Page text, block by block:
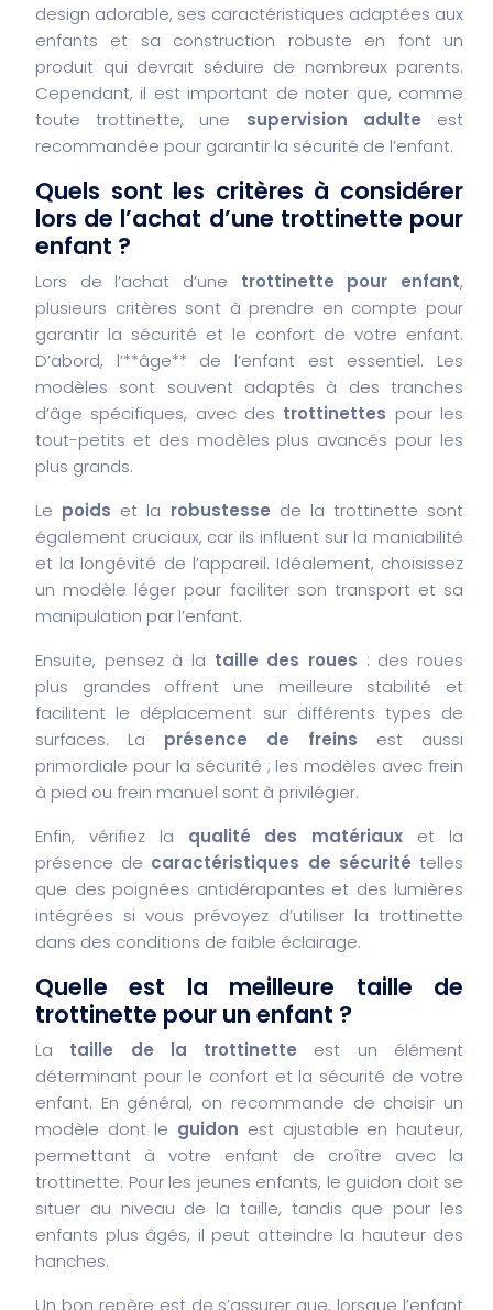
design adorable, ses caractéristiques adaptées aux
enfants et sa construction robuste en font un
produit qui devrait séduire de nombreux parents.
Cependant, il est important de noter que, comme
toute trottinette, une supervision adulte est
recommandée pour garantir la sécurité de l’enfant.
Quels sont les critères à considérer
lors de l’achat d’une trottinette pour
enfant ?
Lors de l’achat d’une trottinette pour enfant,
plusieurs critères sont à prendre en compte pour
garantir la sécurité et le confort de votre enfant.
D’abord, l’**âge** de l’enfant est essentiel. Les
modèles sont souvent adaptés à des tranches
d’âge spécifiques, avec des trottinettes pour les
tout-petits et des modèles plus avancés pour les
plus grands.
Le poids et la robustesse de la trottinette sont
également cruciaux, car ils influent sur la maniabilité
et la longévité de l’appareil. Idéalement, choisissez
un modèle léger pour faciliter son transport et sa
manipulation par l’enfant.
Ensuite, pensez à la taille des roues : des roues
plus grandes offrent une meilleure stabilité et
facilitent le déplacement sur différents types de
surfaces. La présence de freins est aussi
primordiale pour la sécurité ; les modèles avec frein
à pied ou frein manuel sont à privilégier.
Enfin, vérifiez la qualité des matériaux et la
présence de caractéristiques de sécurité telles
que des poignées antidérapantes et des lumières
intégrées si vous prévoyez d’utiliser la trottinette
dans des conditions de faible éclairage.
Quelle est la meilleure taille de
trottinette pour un enfant ?
La taille de la trottinette est un élément
déterminant pour le confort et la sécurité de votre
enfant. En général, on recommande de choisir un
modèle dont le guidon est ajustable en hauteur,
permettant à votre enfant de croître avec la
trottinette. Pour les jeunes enfants, le guidon doit se
situer au niveau de la taille, tandis que pour les
enfants plus âgés, il peut atteindre la hauteur des
hanches.
Un bon repère est de s’assurer que, lorsque l’enfant